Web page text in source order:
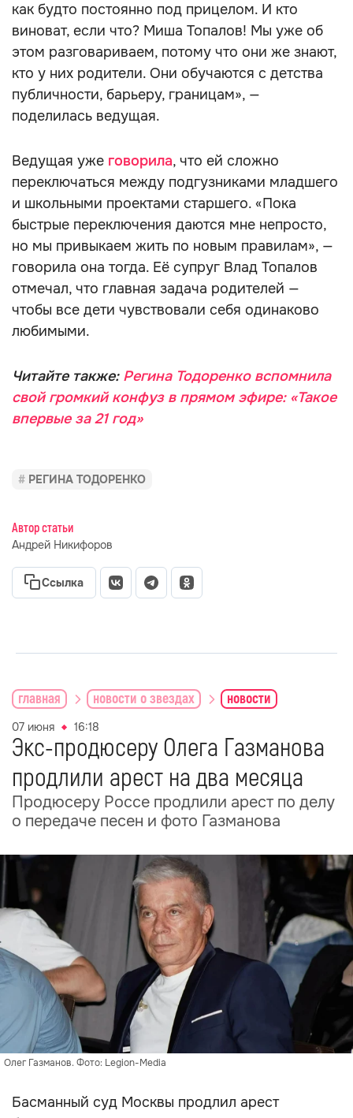
как будто постоянно под прицелом. И кто
виноват, если что? Миша Топалов! Мы уже об
этом разговариваем, потому что они же знают,
кто у них родители. Они обучаются с детства
публичности, барьеру, границам», —
поделилась ведущая.
Ведущая уже говорила, что ей сложно
переключаться между подгузниками младшего
и школьными проектами старшего. «Пока
быстрые переключения даются мне непросто,
но мы привыкаем жить по новым правилам», —
говорила она тогда. Её супруг Влад Топалов
отмечал, что главная задача родителей —
чтобы все дети чувствовали себя одинаково
любимыми.
Читайте также: Регина Тодоренко вспомнила
свой громкий конфуз в прямом эфире: «Такое
впервые за 21 год»
РЕГИНА ТОДОРЕНКО
Автор статьи
Андрей Никифоров
Ссылка
главная новости о звездах новости
07 июня 16:18
Экс-продюсеру Олега Газманова
продлили арест на два месяца
Продюсеру Россе продлили арест по делу
о передаче песен и фото Газманова
Олег Газманов. Фото: Legion-Media
Басманный суд Москвы продлил арест